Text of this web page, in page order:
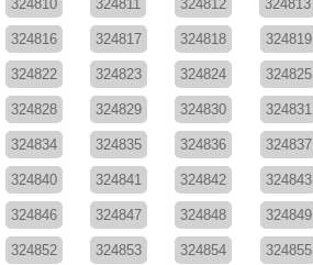
324810 324811 324812 324813
324816 324817 324818 324819
324822 324823 324824 324825
324828 324829 324830 324831
324834 324835 324836 324837
324840 324841 324842 324843
324846 324847 324848 324849
324852 324853 324854 324855